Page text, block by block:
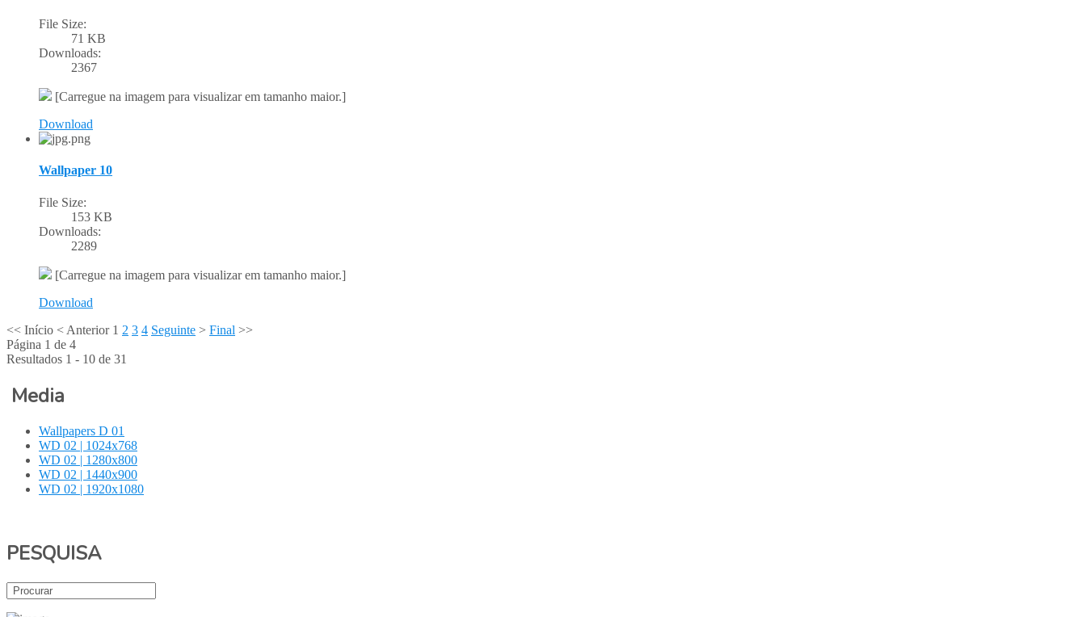
File Size:
71 KB
Downloads:
2367
[Carregue na imagem para visualizar em tamanho maior.]
Download
Wallpaper 10
File Size:
153 KB
Downloads:
2289
[Carregue na imagem para visualizar em tamanho maior.]
Download
<< Início < Anterior 1 2 3 4 Seguinte > Final >>
Página 1 de 4
Resultados 1 - 10 de 31
Media
Wallpapers D 01
WD 02 | 1024x768
WD 02 | 1280x800
WD 02 | 1440x900
WD 02 | 1920x1080
PESQUISA